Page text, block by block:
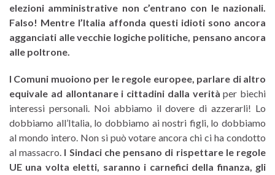
elezioni amministrative non c’entrano con le nazionali.
Falso! Mentre l’Italia affonda questi idioti sono ancora
agganciati alle vecchie logiche politiche, pensano ancora
alle poltrone.
I Comuni muoiono per le regole europee, parlare di altro
equivale ad allontanare i cittadini dalla verità per biechi
interessi personali. Noi abbiamo il dovere di azzerarli! Lo
dobbiamo all’Italia, lo dobbiamo ai nostri figli, lo dobbiamo
al mondo intero. Non si può votare ancora chi ci ha condotto
al massacro. I Sindaci che pensano di rispettare le regole
UE una volta eletti, saranno i carnefici della finanza, gli